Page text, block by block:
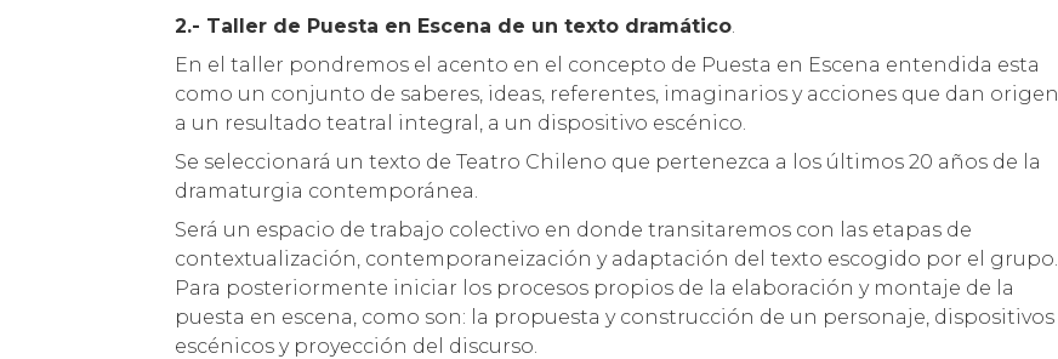
2.- Taller de Puesta en Escena de un texto dramático.
En el taller pondremos el acento en el concepto de Puesta en Escena entendida esta
como un conjunto de saberes, ideas, referentes, imaginarios y acciones que dan origen
a un resultado teatral integral, a un dispositivo escénico.
Se seleccionará un texto de Teatro Chileno que pertenezca a los últimos 20 años de la
dramaturgia contemporánea.
Será un espacio de trabajo colectivo en donde transitaremos con las etapas de
contextualización, contemporaneización y adaptación del texto escogido por el grupo.
Para posteriormente iniciar los procesos propios de la elaboración y montaje de la
puesta en escena, como son: la propuesta y construcción de un personaje, dispositivos
escénicos y proyección del discurso.